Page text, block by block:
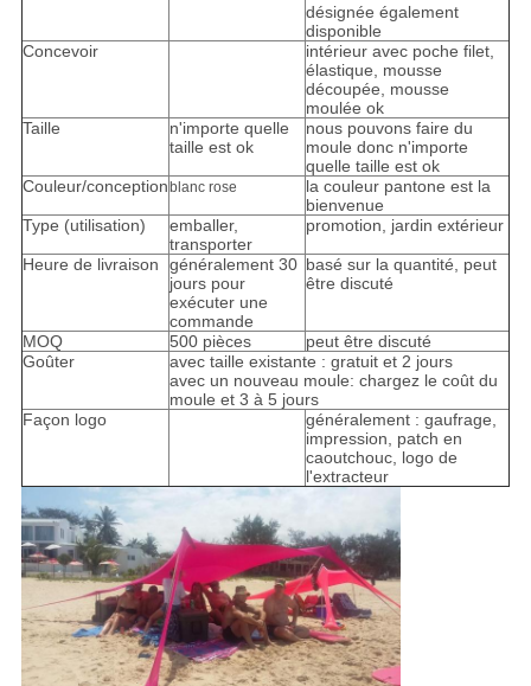
désignée également
disponible
Concevoir
intérieur avec poche filet,
élastique, mousse
découpée, mousse
moulée ok
Taille
n'importe quelle
taille est ok
nous pouvons faire du
moule donc n'importe
quelle taille est ok
Couleur/conception blanc rose
la couleur pantone est la
bienvenue
Type (utilisation)
emballer,
transporter
promotion, jardin extérieur
Heure de livraison
généralement 30
jours pour
exécuter une
commande
basé sur la quantité, peut
être discuté
MOQ 500 pièces
peut être discuté
Goûter
avec taille existante : gratuit et 2 jours
avec un nouveau moule: chargez le coût du
moule et 3 à 5 jours
Façon logo
généralement : gaufrage,
impression, patch en
caoutchouc, logo de
l'extracteur